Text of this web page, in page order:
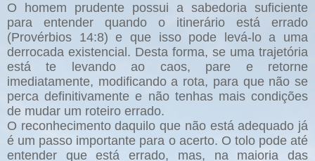
O homem prudente possui a sabedoria suficiente
para entender quando o itinerário está errado
(Provérbios 14:8) e que isso pode levá-lo a uma
derrocada existencial. Desta forma, se uma trajetória
está te levando ao caos, pare e retorne
imediatamente, modificando a rota, para que não se
perca definitivamente e não tenhas mais condições
de mudar um roteiro errado.
O reconhecimento daquilo que não está adequado já
é um passo importante para o acerto. O tolo pode até
entender que está errado, mas, na maioria das